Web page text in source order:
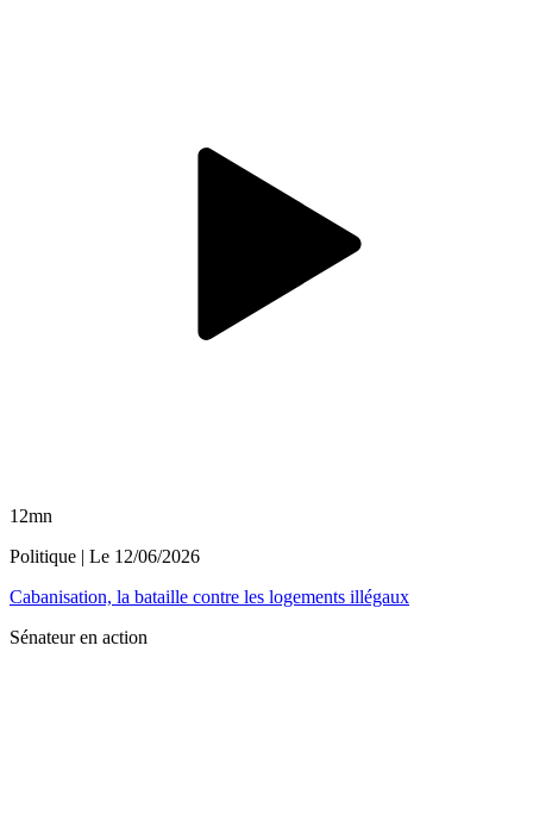
12mn
Politique | Le 12/06/2026
Cabanisation, la bataille contre les logements illégaux
Sénateur en action